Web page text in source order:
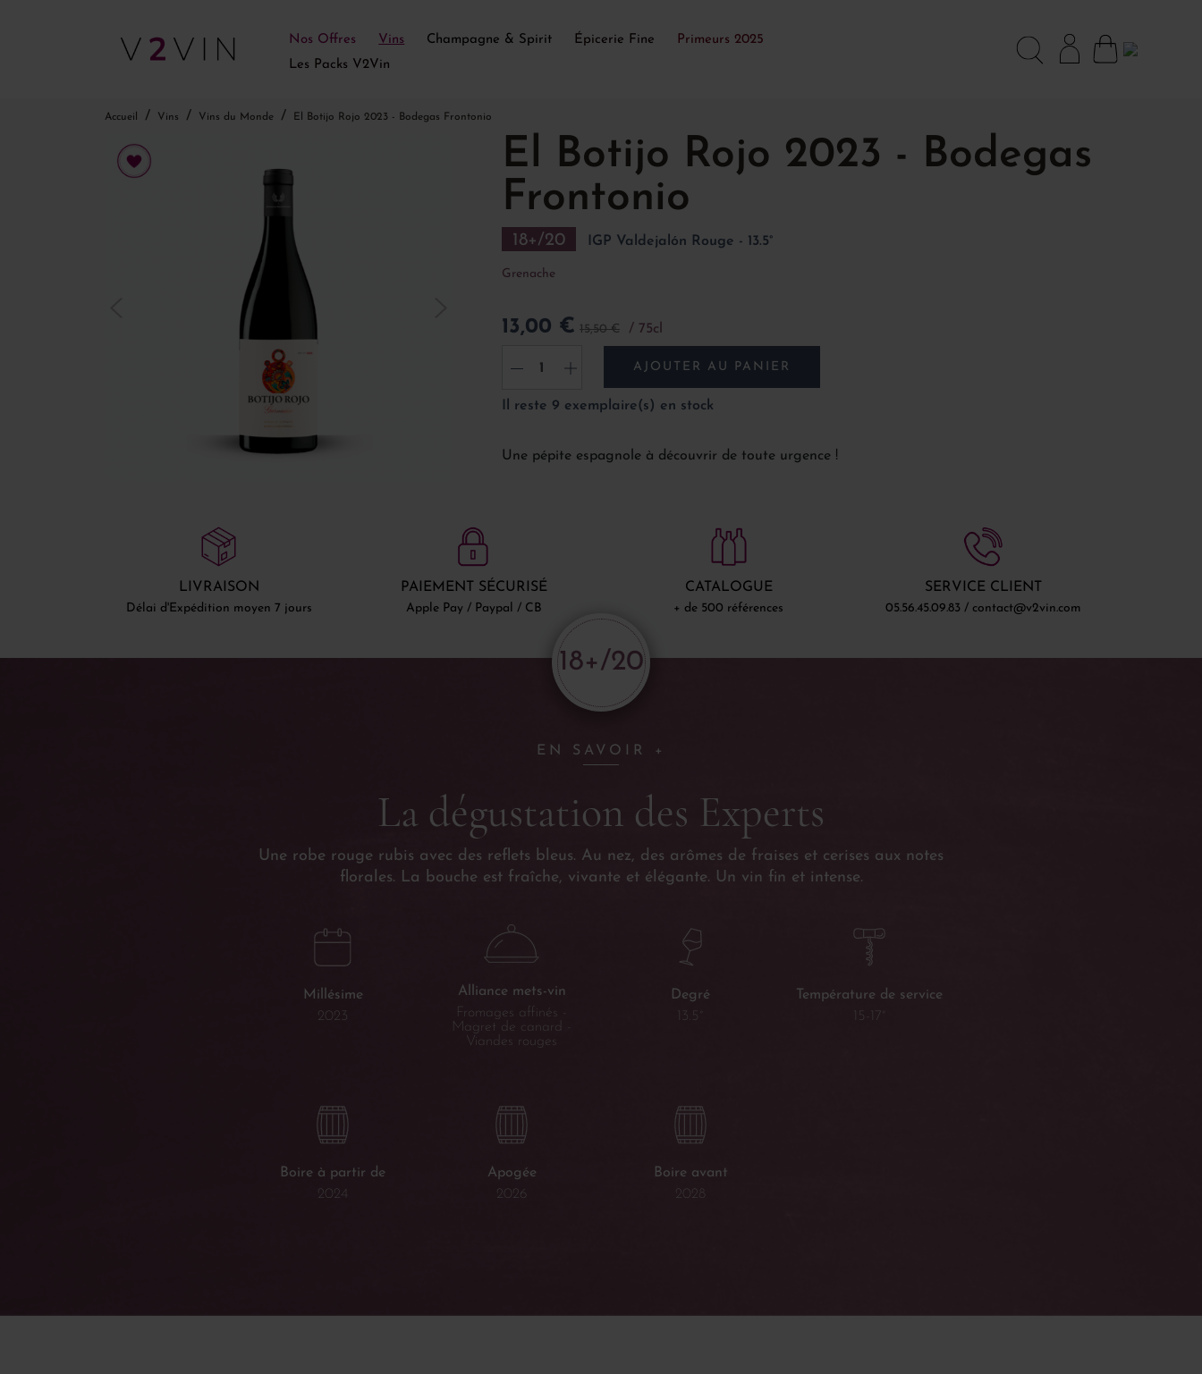
Nos Offres Vins Champagne & Spirit Épicerie Fine
Primeurs 2025
Les Packs V2Vin
Accueil Vins Vins du Monde El Botijo Rojo 2023 - Bodegas Frontonio
El Botijo Rojo 2023 - Bodegas
Frontonio
18+/20 IGP Valdejalón Rouge - 13.5°
Grenache
13,00 € 15,50 € 75cl
- + AJOUTER AU PANIER
Il reste 9 exemplaire(s) en stock
Une pépite espagnole à découvrir de toute urgence !
LIVRAISON
Délai d'Expédition moyen 7 jours
PAIEMENT SÉCURISÉ
Apple Pay / Paypal / CB
CATALOGUE
+ de 500 références
SERVICE CLIENT
05.56.45.09.83 / contact@v2vin.com
18+/20
EN SAVOIR +
La dégustation des Experts
Une robe rouge rubis avec des reflets bleus. Au nez, des arômes de fraises et cerises aux notes
florales. La bouche est fraîche, vivante et élégante. Un vin fin et intense.
Millésime
2023
Alliance mets-vin
Fromages affinés -
Magret de canard -
Viandes rouges
Degré
13.5°
Température de service
15-17°
Boire à partir de
2024
Apogée
2026
Boire avant
2028